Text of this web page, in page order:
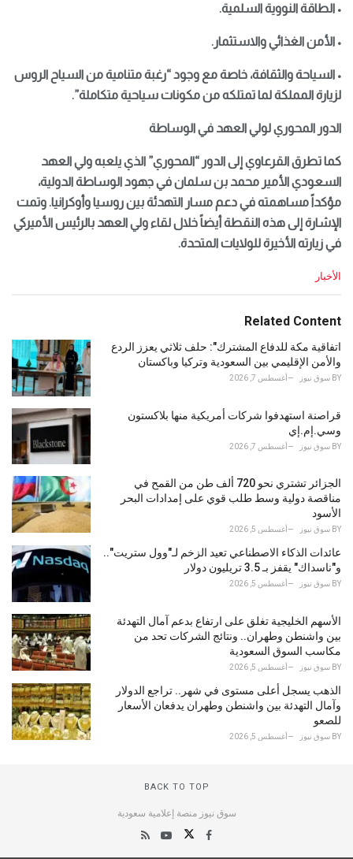
• الطاقة النووية السلمية.
• الأمن الغذائي والاستثمار.
• السياحة والثقافة، خاصة مع وجود “رغبة متنامية من السياح الروس
لزيارة المملكة لما تمتلكه من مكونات سياحية متكاملة”.
الدور المحوري لولي العهد في الوساطة
كما تطرق القرعاوي إلى الدور “المحوري” الذي يلعبه ولي العهد
السعودي الأمير محمد بن سلمان في جهود الوساطة الدولية،
مؤكداً مساهمته في دعم مسار التهدئة بين روسيا وأوكرانيا. وتمت
الإشارة إلى هذه النقطة أيضاً خلال لقاء ولي العهد بالرئيس الأميركي
في زيارته الأخيرة للولايات المتحدة.
C
e
o
r
i
:
الأخبار
Related Content
اتفاقية مكة للدفاع المشترك": حلف ثلاثي يعزز الردع
والأمن الإقليمي بين السعودية وتركيا وباكستان
BY سوق نيوز أغسطس 7, 2026
قراصنة استهدفوا شركات أمريكية منها بلاكستون
وسي.إم.إي
BY سوق نيوز أغسطس 7, 2026
الجزائر تشتري نحو 720 ألف طن من القمح في
مناقصة دولية وسط طلب قوي على إمدادات البحر
الأسود
BY سوق نيوز أغسطس 5, 2026
عائدات الذكاء الاصطناعي تعيد الزخم لـ"وول ستريت"..
و"ناسداك" يقفز بـ 3.5 تريليون دولار
BY سوق نيوز أغسطس 5, 2026
الأسهم الخليجية تغلق على ارتفاع بدعم آمال التهدئة
بين واشنطن وطهران.. ونتائج الشركات تحد من
مكاسب السوق السعودية
BY سوق نيوز أغسطس 5, 2026
الذهب يسجل أعلى مستوى في شهر.. تراجع الدولار
وآمال التهدئة بين واشنطن وطهران يدفعان الأسعار
للصعو
BY سوق نيوز أغسطس 5, 2026
BACK TO TOP
سوق نيوز منصة إعلامية سعودية